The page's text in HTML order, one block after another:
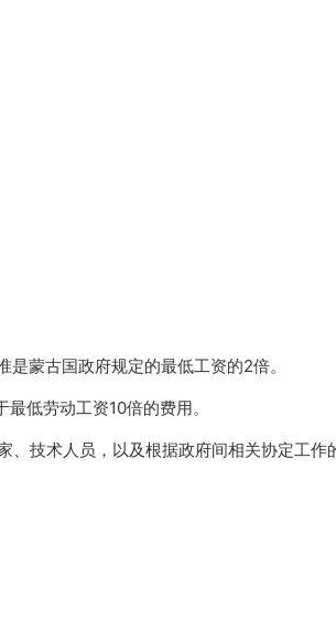
蒙古国政府规定的最低工资的2倍。
低劳动工资10倍的费用。
技术人员，以及根据政府间相关协定工作